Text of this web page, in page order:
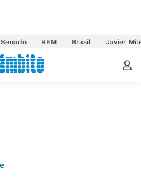
Senado REM Brasil Javier